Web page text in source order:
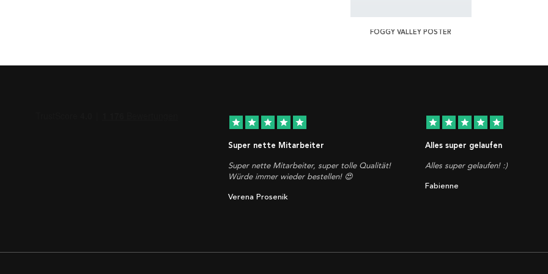
FOGGY VALLEY POSTER
star star star star star
Super nette Mitarbeiter
Super nette Mitarbeiter, super tolle Qualität!
Würde immer wieder bestellen! 😍
Verena Prosenik
star star star star star
Alles super gelaufen
Alles super gelaufen! :)
Fabienne